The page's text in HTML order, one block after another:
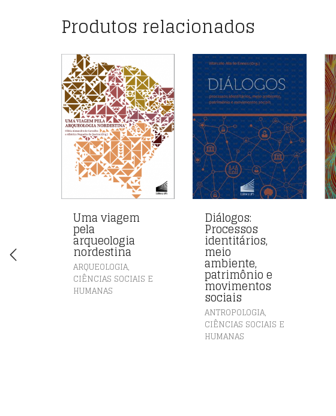
Produtos relacionados
Uma viagem
pela
arqueologia
nordestina
ARQUEOLOGIA,
CIÊNCIAS SOCIAIS E
HUMANAS
Diálogos:
Processos
identitários,
meio
ambiente,
patrimônio e
movimentos
sociais
ANTROPOLOGIA,
CIÊNCIAS SOCIAIS E
HUMANAS